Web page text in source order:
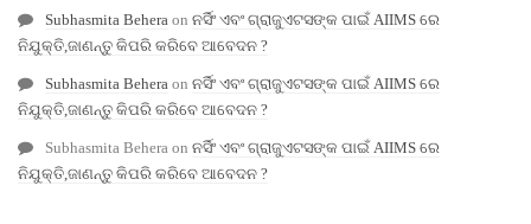
Subhasmita Behera on ନର୍ସିଂ ଏବଂ ଗ୍ରାଜୁଏଟସଙ୍କ ପାଇଁ AIIMS ରେ
ନିଯୁକ୍ତି,ଜାଣନ୍ତୁ କିପରି କରିବେ ଆବେଦନ ?
Subhasmita Behera on ନର୍ସିଂ ଏବଂ ଗ୍ରାଜୁଏଟସଙ୍କ ପାଇଁ AIIMS ରେ
ନିଯୁକ୍ତି,ଜାଣନ୍ତୁ କିପରି କରିବେ ଆବେଦନ ?
Subhasmita Behera on ନର୍ସିଂ ଏବଂ ଗ୍ରାଜୁଏଟସଙ୍କ ପାଇଁ AIIMS ରେ
ନିଯୁକ୍ତି,ଜାଣନ୍ତୁ କିପରି କରିବେ ଆବେଦନ ?